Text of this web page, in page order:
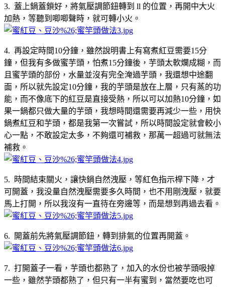
3. 蓋上鍋蓋鎖好，將氣壓調節鈕轉到 ll 的位置，再開中大火
加熱，等聽到唧唧聲時，就可轉小火。
4. 再設定時間10分鐘，雖然說明書上有寫煮紅豆需要15分
鐘，但我有多做蜜芋頭，怕煮15分鐘後，芋頭太軟爛成糊，而
且蜜芋頭的部份，水量並沒有完全淹過芋頭，我還想中途翻
面，所以就先設定10分鐘，我的芋頭是放在上層，只有蒸的功
能，而不像底下的紅豆是直接受熱，所以可以加熱10分鐘，如
果一鍋都只做大量的芋頭，我想時間還需要再減少一些，用快
鍋煮紅豆和芋頭，都是我第一次嘗試，所以時間設定就會較小
心一點，不敢設定太多，不夠還可補救，那萬一超過可就無法
補救。
5. 時間結束關火，讓快鍋自然洩壓，等紅色指示桿下降，才
可開蓋，我没量自然洩壓需要多久時間，也不用剛洩壓，就要
馬上打開，所以我沒有一直待在旁邊等，而是想到再過去看。
6. 開蓋前先將氣壓調節鈕，轉到排氣的位置再開蓋。
7. 打開蓋子一看，芋頭也都熟了，加入的水份也被芋頭吸掉
一些，雖然芋頭都熟了，但只有一半有蜜到，當然要吃也可